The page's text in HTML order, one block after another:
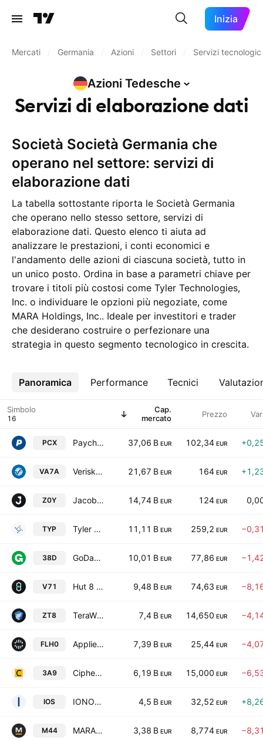
Inizia
Mercati Germania Azioni Settori Servizi tecnologici
Azioni Tedesche
Servizi di elaborazione dati
Società Società Germania che
operano nel settore: servizi di
elaborazione dati
La tabella sottostante riporta le Società Germania
che operano nello stesso settore, servizi di
elaborazione dati. Questo elenco ti aiuta ad
analizzare le prestazioni, i conti economici e
l'andamento delle azioni di ciascuna società, tutto in
un unico posto. Ordina in base a parametri chiave per
trovare i titoli più costosi come Tyler Technologies,
Inc. o individuare le opzioni più negoziate, come
MARA Holdings, Inc.. Ideale per investitori e trader
che desiderano costruire o perfezionare una
strategia in questo segmento tecnologico in crescita.
Panoramica Performance Tecnici
Altro
Simbolo
Cap.
mercato
Prezzo
PCX Paychex, Inc. 37,06 B EUR 102,34 EUR
VA7A Verisk Analytics, Inc. 21,67 B EUR 164 EUR
Z0Y Jacobs Solutions Inc. 14,74 B EUR 124 EUR
TYP Tyler Technologies, Inc. 11,11 B EUR 259,2 EUR
38D GoDaddy, Inc. Class A 10,01 B EUR 77,86 EUR
V71 Hut 8 Corp. 9,48 B EUR 74,63 EUR
ZT8 TeraWulf Inc. 7,4 B EUR 14,650 EUR
FLH0 Applied Digital Corporation 7,39 B EUR 25,44 EUR
3A9 Cipher Digital Inc. 6,19 B EUR 15,000 EUR
IOS IONOS Group SE 4,5 B EUR 32,52 EUR
M44 MARA Holdings, Inc. 3,38 B EUR 8,774 EUR